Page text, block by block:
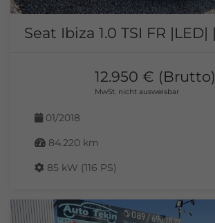
12.950 € (Brutto)
MwSt. nicht ausweisbar
01/2018
84.220 km
85 kW (116 PS)